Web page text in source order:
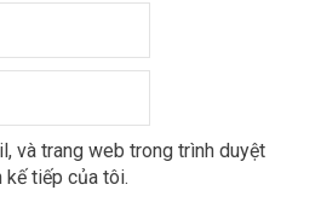
và trang web trong trình duyệt
kế tiếp của tôi.